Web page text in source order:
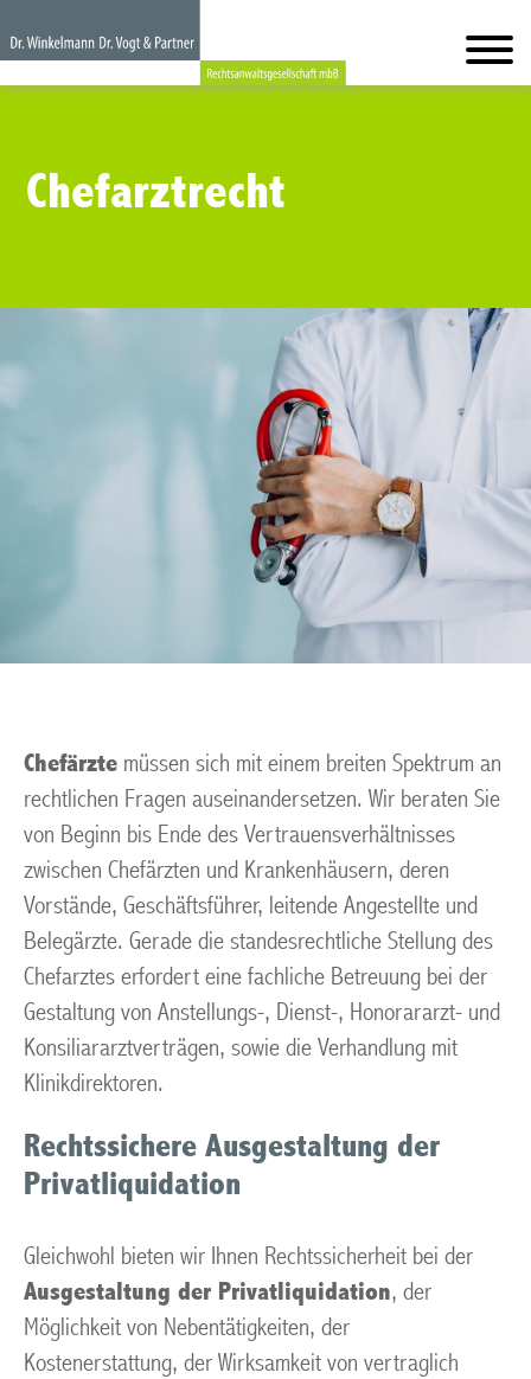
Chefarztrecht
Chefärzte müssen sich mit einem breiten Spektrum an
rechtlichen Fragen auseinandersetzen. Wir beraten Sie
von Beginn bis Ende des Vertrauensverhältnisses
zwischen Chefärzten und Krankenhäusern, deren
Vorstände, Geschäftsführer, leitende Angestellte und
Belegärzte. Gerade die standesrechtliche Stellung des
Chefarztes erfordert eine fachliche Betreuung bei der
Gestaltung von Anstellungs-, Dienst-, Honorararzt- und
Konsiliararztverträgen, sowie die Verhandlung mit
Klinikdirektoren.
Rechtssichere Ausgestaltung der
Privatliquidation
Gleichwohl bieten wir Ihnen Rechtssicherheit bei der
Ausgestaltung der Privatliquidation, der
Möglichkeit von Nebentätigkeiten, der
Kostenerstattung, der Wirksamkeit von vertraglich